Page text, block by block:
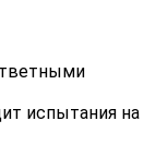
испытания на